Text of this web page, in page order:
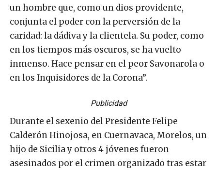
un hombre que, como un dios providente,
conjunta el poder con la perversión de la
caridad: la dádiva y la clientela. Su poder, como
en los tiempos más oscuros, se ha vuelto
inmenso. Hace pensar en el peor Savonarola o
en los Inquisidores de la Corona”.
Publicidad
Durante el sexenio del Presidente Felipe
Calderón Hinojosa, en Cuernavaca, Morelos, un
hijo de Sicilia y otros 4 jóvenes fueron
asesinados por el crimen organizado tras estar